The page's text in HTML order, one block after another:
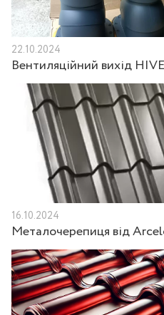
22.10.2024
Вентиляційний вихід
16.10.2024
Металочерепиця від